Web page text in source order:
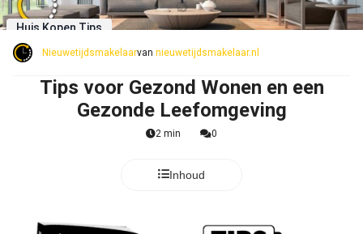
Huis Kopen Tips
Nieuwetijdsmakelaarvan nieuwetijdsmakelaar.nl
Tips voor Gezond Wonen en een
Gezonde Leefomgeving
2 min 0
Inhoud